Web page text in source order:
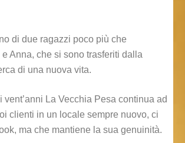
di due ragazzi poco più che
Anna, che si sono trasferiti dalla
di una nuova vita.
vent’anni La Vecchia Pesa continua ad
clienti in un locale sempre nuovo, ci
ma che mantiene la sua genuinità.